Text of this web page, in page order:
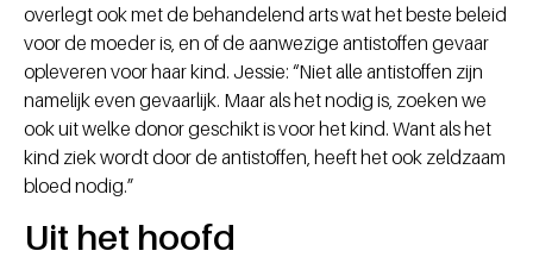
overlegt ook met de behandelend arts wat het beste beleid
voor de moeder is, en of de aanwezige antistoffen gevaar
opleveren voor haar kind. Jessie: “Niet alle antistoffen zijn
namelijk even gevaarlijk. Maar als het nodig is, zoeken we
ook uit welke donor geschikt is voor het kind. Want als het
kind ziek wordt door de antistoffen, heeft het ook zeldzaam
bloed nodig.”
Uit het hoofd